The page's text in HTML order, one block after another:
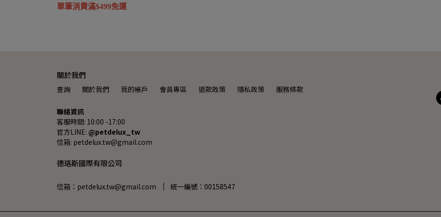
單筆消費滿$499免運
關於我們
查詢 關於我們 我的帳戶 會員專區 退款政策 隱私政策 服務條款
聯絡資訊
客服時間: 10:00 -17:00
官方LINE: @petdelux_tw
信箱: petdelux.tw@gmail.com
德珞斯國際有限公司
信箱：petdelux.tw@gmail.com 統一編號：00158547